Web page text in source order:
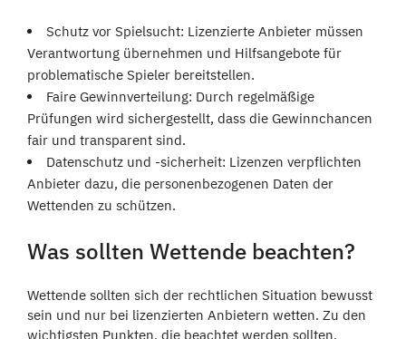
Schutz vor Spielsucht: Lizenzierte Anbieter müssen
Verantwortung übernehmen und Hilfsangebote für
problematische Spieler bereitstellen.
Faire Gewinnverteilung: Durch regelmäßige
Prüfungen wird sichergestellt, dass die Gewinnchancen
fair und transparent sind.
Datenschutz und -sicherheit: Lizenzen verpflichten
Anbieter dazu, die personenbezogenen Daten der
Wettenden zu schützen.
Was sollten Wettende beachten?
Wettende sollten sich der rechtlichen Situation bewusst
sein und nur bei lizenzierten Anbietern wetten. Zu den
wichtigsten Punkten, die beachtet werden sollten,